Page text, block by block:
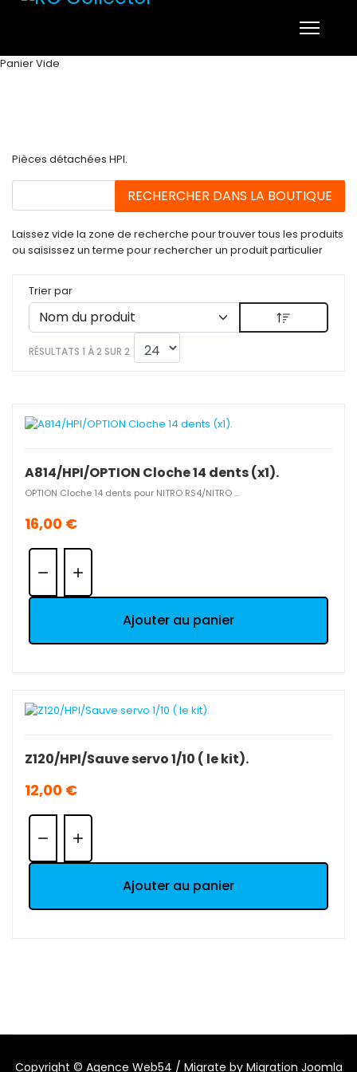
Panier Vide
Pièces détachées HPI.
Laissez vide la zone de recherche pour trouver tous les produits
ou saisissez un terme pour rechercher un produit particulier
Trier par
RÉSULTATS 1 À 2 SUR 2
A814/HPI/OPTION Cloche 14 dents (x1).
OPTION Cloche 14 dents pour NITRO RS4/NITRO ...
16,00 €
Quantité:
Ajouter au panier
Z120/HPI/Sauve servo 1/10 ( le kit).
12,00 €
Quantité:
Ajouter au panier
Copyright © Agence Web54 / Migrate by Migration Joomla